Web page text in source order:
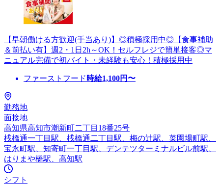
【早朝働ける方歓迎(手当あり)】◎積極採用中◎【食事補助
＆前払い有】週2・1日2h～OK！セルフレジで簡単接客◎マ
ニュアル完備で初バイト・未経験も安心！積極採用中
ファーストフード 時給1,100円〜
勤務地
面接地
高知県高知市潮新町二丁目18番25号
桟橋通一丁目駅、桟橋通二丁目駅、梅の辻駅、菜園場町駅、
宝永町駅、知寄町一丁目駅、デンテツターミナルビル前駅、
はりまや橋駅、高知駅
シフト